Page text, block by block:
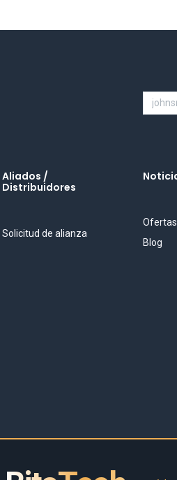
Aliados /
Distribuidores
Solicitud de alianza
Blog